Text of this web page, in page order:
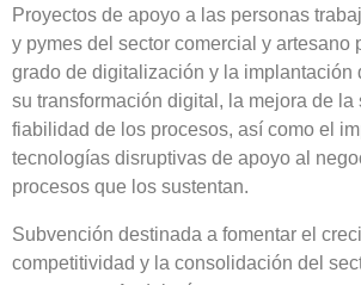
Proyectos de apoyo a las personas
y pymes del sector comercial y artesano
grado de digitalización y la implantación
su transformación digital, la mejora de la
fiabilidad de los procesos, así como el
tecnologías disruptivas de apoyo al
procesos que los sustentan.
Subvención destinada a fomentar el
competitividad y la consolidación del